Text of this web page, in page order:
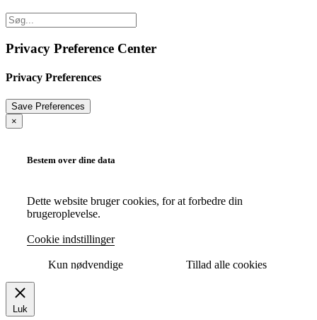
Privacy Preference Center
Privacy Preferences
×
Bestem over dine data
Dette website bruger cookies, for at forbedre din
brugeroplevelse.
Cookie indstillinger
Kun nødvendige Tillad alle cookies
Luk